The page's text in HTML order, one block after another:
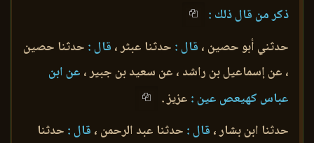
ذكر من قال ذلك :
حدثني أبو حصين ، قال : حدثنا عبثر ، قال : حدثنا حصين
، عن إسماعيل بن راشد ، عن سعيد بن جبير ، عن ابن
عباس كهيعص عين : عزيز .
حدثنا ابن بشار ، قال : حدثنا عبد الرحمن ، قال : حدثنا